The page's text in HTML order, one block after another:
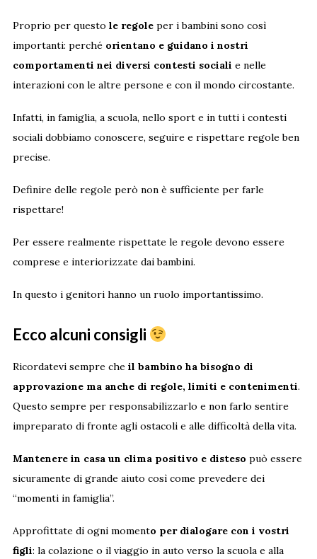
Proprio per questo le regoleper i bambini sono così
importanti: perché orientano e guidano i nostri
comportamenti nei diversi contesti sociali e nelle
interazioni con le altre persone e con il mondo circostante.
Infatti, in famiglia, a scuola, nello sport e in tutti i contesti
sociali dobbiamo conoscere, seguire e rispettare regole ben
precise.
Definire delle regole però non è sufficiente per farle
rispettare!
Per essere realmente rispettate le regole devono essere
comprese e interiorizzate dai bambini.
In questo i genitori hanno un ruolo importantissimo.
Ecco alcuni consigli
Ricordatevi sempre che il bambino ha bisogno di
approvazione ma anche di regole, limiti e contenimenti.
Questo sempre per responsabilizzarlo e non farlo sentire
impreparato di fronte agli ostacoli e alle difficoltà della vita.
Mantenere in casa un clima positivo e disteso può essere
sicuramente di grande aiuto così come prevedere dei
“momenti in famiglia”.
Approfittate di ogni momento per dialogare con i vostri
figli: la colazione o il viaggio in auto verso la scuola e alla